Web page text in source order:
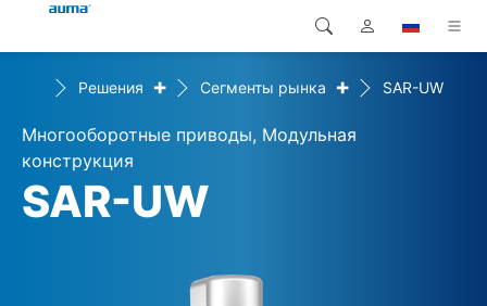
Продукция
Решения
Загрузки
Global
Европа
Азия и Тихий океан
Северная Америка
Поиск
Решения + Сегменты рынка + SAR-UW
Многооборотные приводы, Модульная
конструкция
SAR-UW